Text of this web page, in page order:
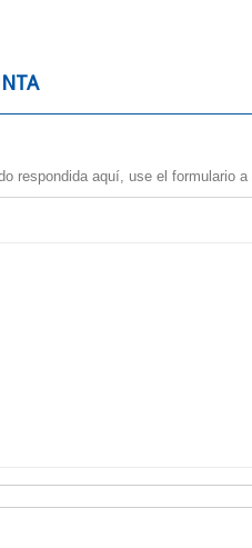
respondida aquí, use el formulario